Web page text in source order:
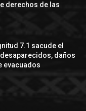
derechos de las
7.1 sacude el
daños
evacuados